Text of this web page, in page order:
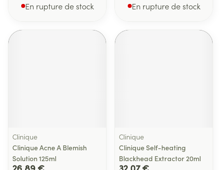
En rupture de stock En rupture de stock
Clinique
Clinique Acne A Blemish
Solution 125ml
Clinique
Clinique Self-heating
Blackhead Extractor 20ml